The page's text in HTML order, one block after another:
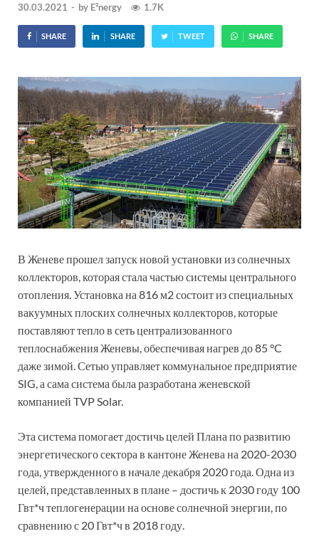
30.03.2021 - by E²nergy 1.7K
SHARE SHARE TWEET SHARE
В Женеве прошел запуск новой установки из солнечных
коллекторов, которая стала частью системы центрального
отопления. Установка на 816 м2 состоит из специальных
вакуумных плоских солнечных коллекторов, которые
поставляют тепло в сеть централизованного
теплоснабжения Женевы, обеспечивая нагрев до 85 °C
даже зимой. Сетью управляет коммунальное предприятие
SIG, а сама система была разработана женевской
компанией TVP Solar.
Эта система помогает достичь целей Плана по развитию
энергетического сектора в кантоне Женева на 2020-2030
года, утвержденного в начале декабря 2020 года. Одна из
целей, представленных в плане – достичь к 2030 году 100
Гвт*ч теплогенерации на основе солнечной энергии, по
сравнению с 20 Гвт*ч в 2018 году.